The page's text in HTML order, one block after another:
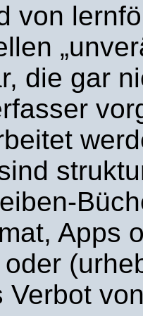
von
die gar
Apps
Verbot